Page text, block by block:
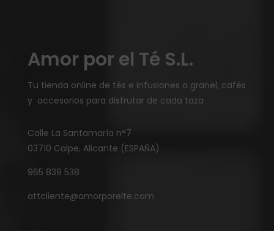
Amor por el Té S.L.
Tu tienda online de tés e infusiones a granel, cafés
y accesorios para disfrutar de cada taza
Calle La Santamaría n°7
03710 Calpe, Alicante (ESPAÑA)
965 839 538
attcliente@amorporelte.com